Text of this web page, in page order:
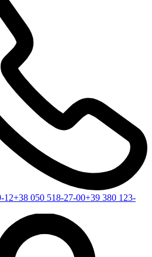
12+38 050 518-27-00+39 380 123-